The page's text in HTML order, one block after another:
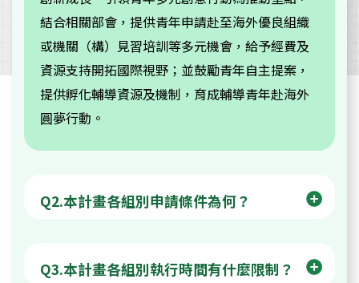
結合相關部會，提供青年申請赴至海外優良組織
或機關（構）見習培訓等多元機會，給予經費及
資源支持開拓國際視野；並鼓勵青年自主提案，
提供孵化輔導資源及機制，育成輔導青年赴海外
圓夢行動。
Q2.本計畫各組別申請條件為何？
Q3.本計畫各組別執行時間有什麼限制？